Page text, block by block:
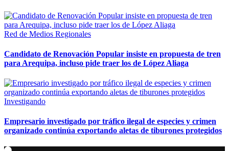
Red de Medios Regionales
Candidato de Renovación Popular insiste en propuesta de tren
para Arequipa, incluso pide traer los de López Aliaga
Investigando
Empresario investigado por tráfico ilegal de especies y crimen
organizado continúa exportando aletas de tiburones protegidos